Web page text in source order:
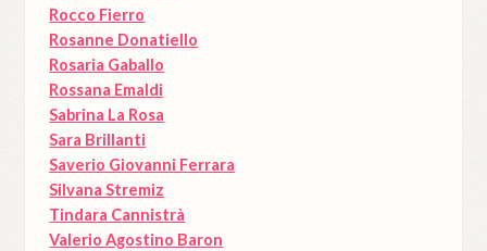
Rocco Fierro
Rosanne Donatiello
Rosaria Gaballo
Rossana Emaldi
Sabrina La Rosa
Sara Brillanti
Saverio Giovanni Ferrara
Silvana Stremiz
Tindara Cannistrà
Valerio Agostino Baron